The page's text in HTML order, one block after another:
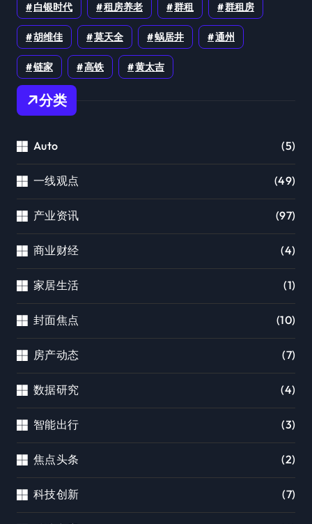
白银时代 租房养老 群租 群租房
胡维佳 莫天全 蜗居井 通州
链家 高铁 黄太吉
分类
Auto (5)
一线观点 (49)
产业资讯 (97)
商业财经 (4)
家居生活 (1)
封面焦点 (10)
房产动态 (7)
数据研究 (4)
智能出行 (3)
焦点头条 (2)
科技创新 (7)